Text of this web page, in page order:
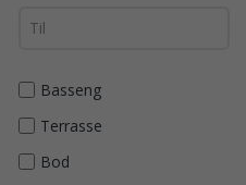
Basseng
Terrasse
Bod